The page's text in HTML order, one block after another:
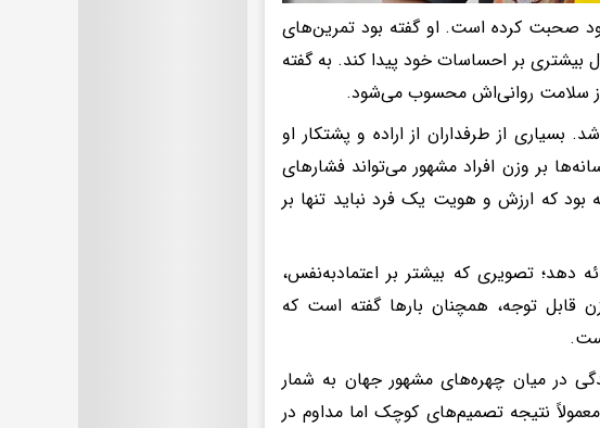
صحبت کرده است. او گفته بود تمرین‌های
بیشتری بر احساسات خود پیدا کند. به گفته
از سلامت روانی‌اش محسوب می‌شود.
بسیاری از طرفداران از اراده و پشتکار او
بر وزن افراد مشهور می‌تواند فشارهای
بود که ارزش و هویت یک فرد نباید تنها بر
دهد؛ تصویری که بیشتر بر اعتمادبه‌نفس،
توجه، همچنان بارها گفته است که
در میان چهره‌های مشهور جهان به شمار
نتیجه تصمیم‌های کوچک اما مداوم در